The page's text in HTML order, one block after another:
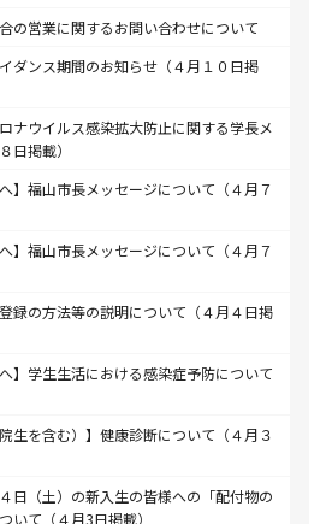
の営業に関するお問い合わせについて
ダンス期間のお知らせ（４月１０日掲
ナウイルス感染拡大防止に関する学長メ
日掲載）
】福山市長メッセージについて（４月７
】福山市長メッセージについて（４月７
録の方法等の説明について（４月４日掲
】学生生活における感染症予防について
生を含む）】健康診断について（４月３
日（土）の新入生の皆様への「配付物の
いて（４月3日掲載）